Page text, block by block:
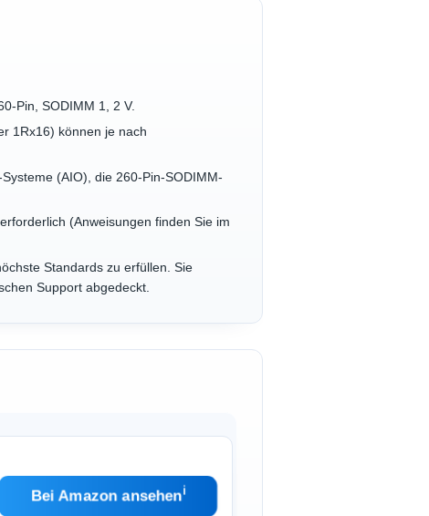
Pin, SODIMM 1, 2 V.
1Rx16) können je nach
(AIO), die 260-Pin-SODIMM-
(Anweisungen finden Sie im
Standards zu erfüllen. Sie
Support abgedeckt.
Bei Amazon ansehenℹ︎